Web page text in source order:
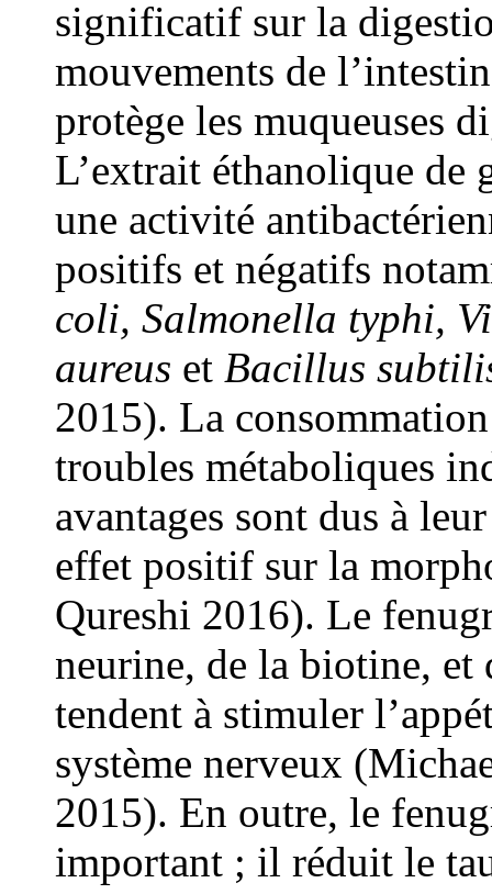
significatif sur la
mouvements de
protège les muqueuses
L’extrait éthanolique de
une activité
positifs et négatifs
coli, Salmonella typhi,
aureus et Bacillus
2015). La
troubles métaboliques
avantages sont dus à
effet positif sur la
Qureshi 2016). Le
neurine, de la biotine,
tendent à stimuler
système nerveux
2015). En outre, le
important ; il réduit le